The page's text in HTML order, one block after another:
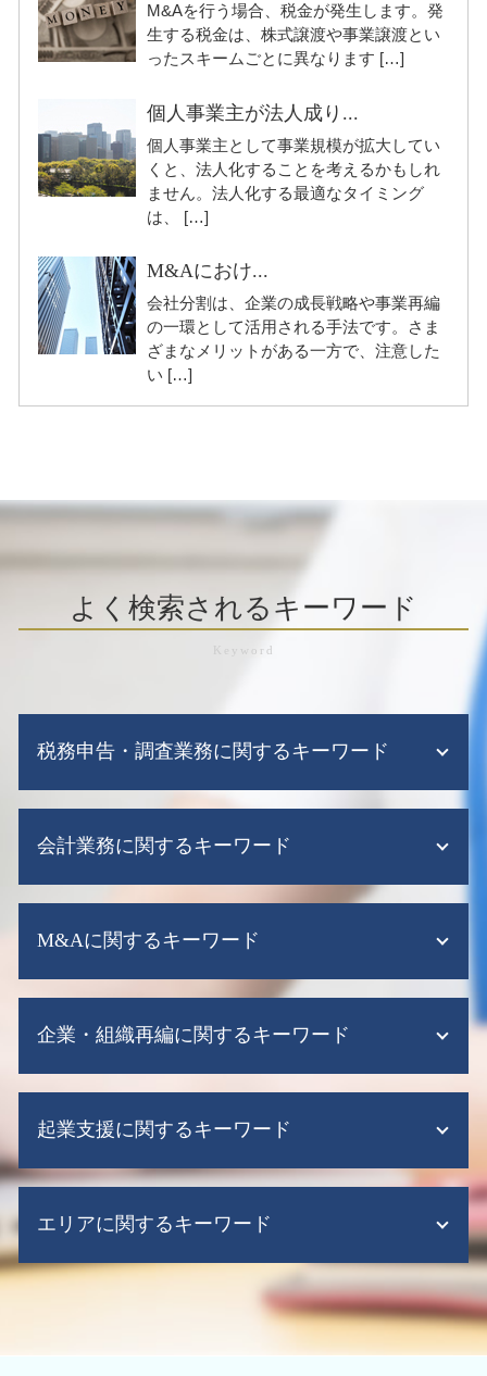
M&Aを行う場合、税金が発生します。発
生する税金は、株式譲渡や事業譲渡とい
ったスキームごとに異なります […]
個人事業主が法人成り...
個人事業主として事業規模が拡大してい
くと、法人化することを考えるかもしれ
ません。法人化する最適なタイミング
は、 […]
M&Aにおけ...
会社分割は、企業の成長戦略や事業再編
の一環として活用される手法です。さま
ざまなメリットがある一方で、注意した
い […]
よく検索されるキーワード
税務申告・調査業務に関するキーワード
税務調査とは 簡単に
税務調査とは
税務 申告 税理士
税務申告 代行
税務申告 e-tax
税務調査 不正
税務調査 いくらから
税務申告 期限 法人税
税務調査 e-tax
税務調査 いつ
税務申告
会計業務に関するキーワード
記帳代行
資金繰り表
会社設立 税務顧問
税務顧問 法人
会計ソフト できること
税務顧問 法人 料金
給与計算ソフト
監査法人 税務顧問
税理士 記帳代行とは
M&Aに関するキーワード
m&a 補助金
m&a とは わかりやすく
m&a 手続き
事業 承継 m&a
m&a 税金
事業承継 引継ぎ補助金
企業・組織再編に関するキーワード
組織再編 合同会社
株式交換 適格要件
組織再編 税理士
事業譲渡 手続き
組織再編 m&a
起業支援に関するキーワード
会社設立 代理人
会社設立 助成金
エリアに関するキーワード
企業 組織再編 大阪市 中央区